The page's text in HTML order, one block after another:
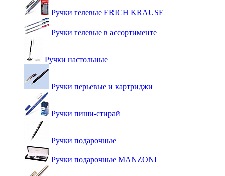
Ручки гелевые ERICH KRAUSE
Ручки гелевые в ассортименте
Ручки настольные
Ручки перьевые и картриджи
Ручки пиши-стирай
Ручки подарочные
Ручки подарочные MANZONI